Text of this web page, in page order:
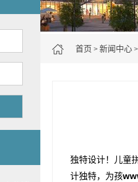
首页 > 新闻中心 >
独特设计！儿童
计独特，为孩